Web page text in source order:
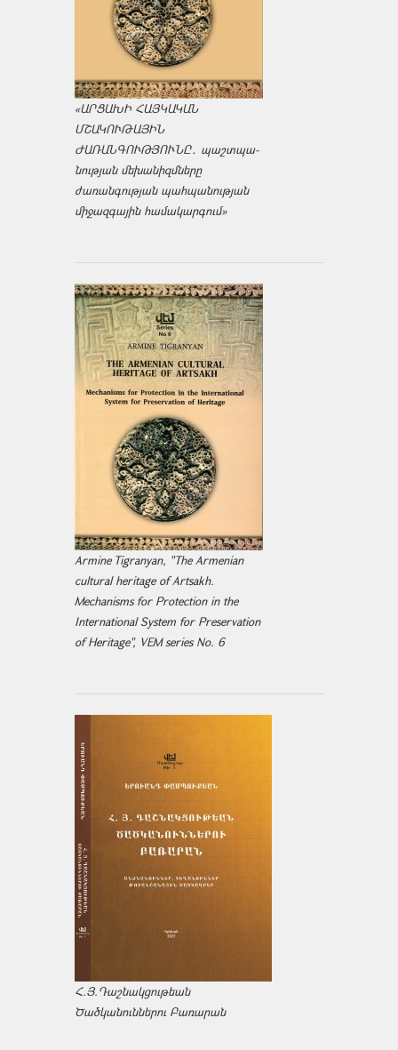
«ԱՐՑԱԽԻ ՀԱՅԿԱԿԱՆ
ՄՇԱԿՈՒԹԱՅԻՆ
ԺԱՌԱՆԳՈՒԹՅՈՒՆԸ․ պաշտպա­
նության մեխանիզմները
ժառանգության պահպանության
միջազ­գային համակարգում»
Armine Tigranyan, "The Armenian
cultural heritage of Artsakh.
Mechanisms for Protection in the
International System for Preservation
of Heritage", VEM series No. 6
Հ.Յ.Դաշնակցութեան
Ծածկանուններու Բառարան